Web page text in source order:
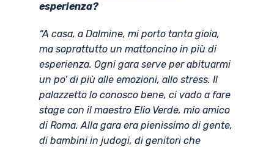
esperienza?
“A casa, a Dalmine, mi porto tanta gioia,
ma soprattutto un mattoncino in più di
esperienza. Ogni gara serve per abituarmi
un po’ di più alle emozioni, allo stress. Il
palazzetto lo conosco bene, ci vado a fare
stage con il maestro Elio Verde, mio amico
di Roma. Alla gara era pienissimo di gente,
di bambini in judogi, di genitori che